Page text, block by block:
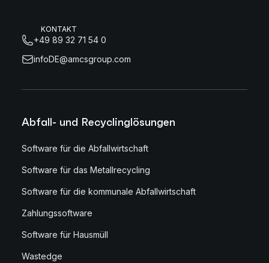
KONTAKT
+49 89 32 71 54 0
infoDE@amcsgroup.com
Abfall- und Recyclinglösungen
Software für die Abfallwirtschaft
Software für das Metallrecycling
Software für die kommunale Abfallwirtschaft
Zahlungssoftware
Software für Hausmüll
Wastedge